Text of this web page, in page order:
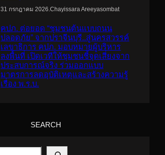
31 กรกฎาคม 2026.Chayissara Areeyasombat
คปภ. ต่อยอด “ชุมชนต้นแบบถนน
ปลอดภัย” จากปราจีนบุรี..สู่นครสวรรค์
เลขาธิการ คปภ. มอบหมายผู้บริหาร
ลงพื้นที่ เปิดเวทีให้ชุมชนชี้จุดเสี่ยงจาก
ประสบการณ์จริง ร่วมออกแบบ
มาตรการลดอุบัติเหตุและสร้างความรู้
เรื่อง พ.ร.บ.
SEARCH